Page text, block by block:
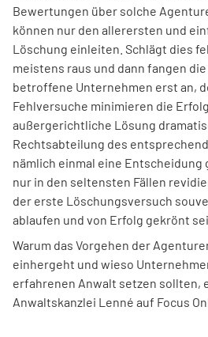
Bewertungen über solche
können nur den allerersten und
Löschung einleiten. Schlägt dies
meistens raus und dann fangen
betroffene Unternehmen erst an,
Fehlversuche minimieren die
außergerichtliche Lösung
Rechtsabteilung des
nämlich einmal eine
nur in den seltensten Fällen
der erste Löschungsversuch
ablaufen und von Erfolg gekrönt
Warum das Vorgehen der
einhergeht und wieso
erfahrenen Anwalt setzen sollten,
Anwaltskanzlei Lenné auf Focus